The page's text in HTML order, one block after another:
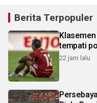
Berita Terpopuler
tempati
22 jam lalu